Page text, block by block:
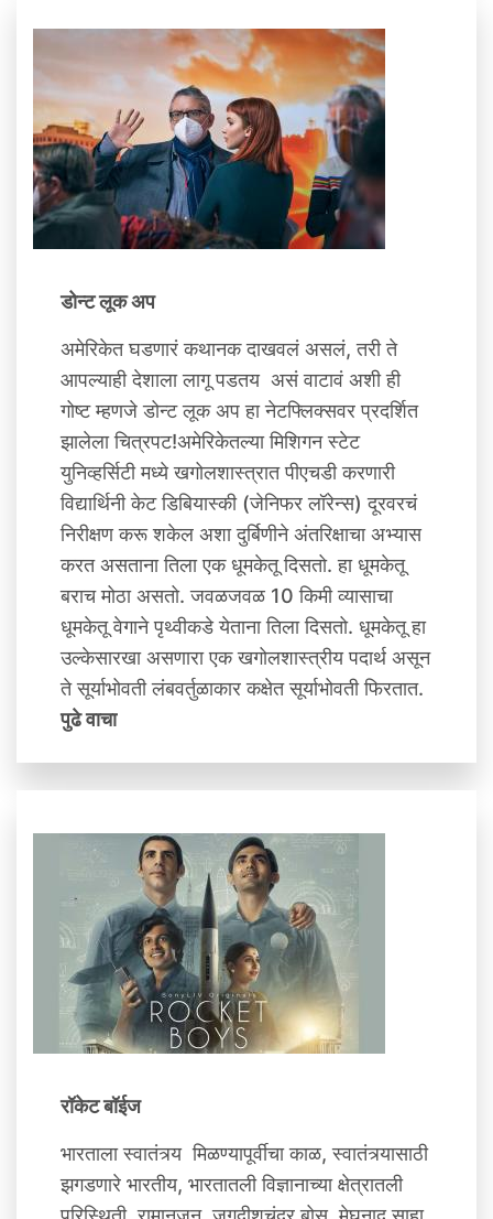
डोन्ट लूक अप
अमेरिकेत घडणारं कथानक दाखवलं असलं, तरी ते
आपल्याही देशाला लागू पडतय असं वाटावं अशी ही
गोष्ट म्हणजे डोन्ट लूक अप हा नेटफ्लिक्सवर प्रदर्शित
झालेला चित्रपट!अमेरिकेतल्या मिशिगन स्टेट
युनिव्‍हर्सिटी मध्ये खगोलशास्त्रात पीएचडी करणारी
विद्यार्थिनी केट डिबियास्की (जेनिफर लॉरेन्स) दूरवरचं
निरीक्षण करू शकेल अशा दुर्बिणीने अंतरिक्षाचा अभ्यास
करत असताना तिला एक धूमकेतू दिसतो. हा धूमकेतू
बराच मोठा असतो. जवळजवळ 10 किमी व्‍यासाचा
धूमकेतू वेगाने पृथ्वीकडे येताना तिला दिसतो. धूमकेतू हा
उल्केसारखा असणारा एक खगोलशास्त्रीय पदार्थ असून
ते सूर्याभोवती लंबवर्तुळाकार कक्षेत सूर्याभोवती फिरतात.
पुढे वाचा
रॉकेट बॉईज
भारताला स्वातंत्र्य मिळण्यापूर्वीचा काळ, स्वातंत्र्यासाठी
झगडणारे भारतीय, भारतातली विज्ञानाच्या क्षेत्रातली